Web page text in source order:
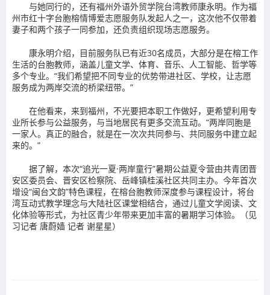
与她同行的，还有福州外语外贸学院台湾教师康永明。作为福
州市红十字台胞榕情博爱志愿服务队发起人之一，这次他不仅带着
妻子和两个孩子一同参加，还负责组织现场志愿服务。
康永明介绍，目前服务队已有近30名成员，大部分是在榕工作
生活的台胞教师，涵盖儿童文学、体育、音乐、人工智能、哲学等
多个专业。“我们希望把不同专业的优势带进社区、学校，让志愿
服务成为两岸交流的桥梁纽带。”
在他看来，来到福州，不光要把本职工作做好，更希望利用专
业所长参与公益服务，与当地居民有更多交流互动。“两岸同胞是
一家人。真正的融合，就是在一次次共同参与、共同服务中建立起
来的。”
据了解，本次“追光一夏·两岸童行”暑期公益夏令营由共青团晋
安区委员会、晋安区检察院、岳峰镇桂溪社区共同主办。今年首次
增设“闽台文韵”特色课程，在榕台胞教师深度参与课程设计，将台
湾互动式教学理念与大陆社区课堂相结合，通过儿童文学阅读、文
化体验等形式，为社区青少年带来更加丰富的暑期学习体验。（见
习记者 唐蔚嫱 记者 谢星星）